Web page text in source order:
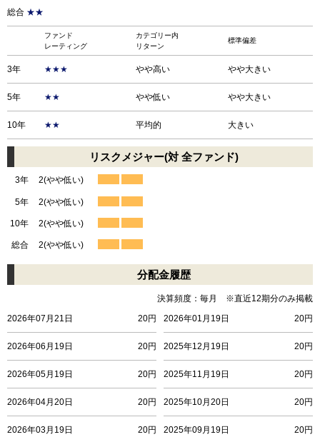
総合 ★★
ファンド
レーティング
カテゴリー内
リターン
標準偏差
3年 ★★★ やや高い やや大きい
5年 ★★ やや低い やや大きい
10年 ★★ 平均的 大きい
リスクメジャー(対 全ファンド)
3年
5年
10年
総合
2(やや低い)
2(やや低い)
2(やや低い)
2(やや低い)
分配金履歴
決算頻度：毎月 ※直近12期分のみ掲載
2026年07月21日
20円
2026年06月19日 20円
2026年05月19日 20円
2026年04月20日 20円
2026年03月19日 20円
2026年01月19日 20円
2025年12月19日 20円
2025年11月19日 20円
2025年10月20日 20円
2025年09月19日 20円